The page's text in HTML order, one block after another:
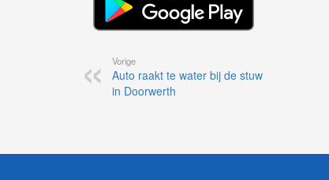
Vorige
Auto raakt te water bij de stuw
in Doorwerth